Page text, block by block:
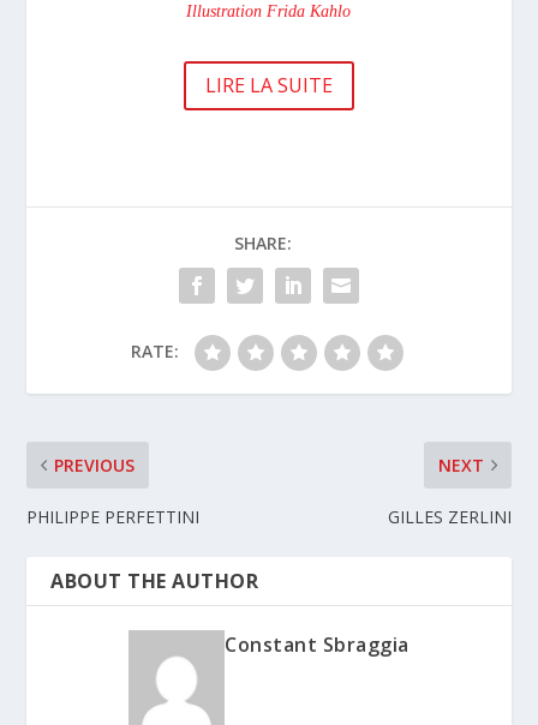
Illustration Frida Kahlo
LIRE LA SUITE
SHARE:
RATE:
PREVIOUS
PHILIPPE PERFETTINI
NEXT
GILLES ZERLINI
ABOUT THE AUTHOR
Constant Sbraggia